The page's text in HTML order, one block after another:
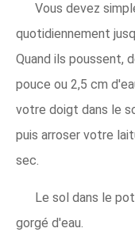
Vous devez
quotidiennement
Quand ils poussent,
pouce ou 2,5 cm
votre doigt dans le
puis arroser votre
sec.
Le sol dans le
gorgé d'eau.